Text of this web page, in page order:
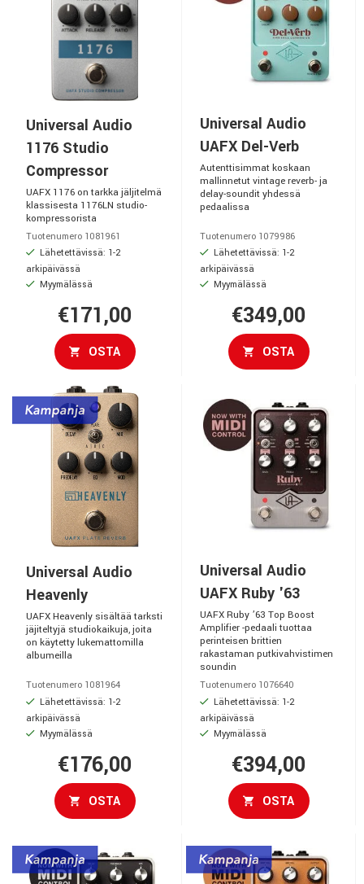
Universal Audio
1176 Studio
Compressor
UAFX 1176 on tarkka jäljitelmä
klassisesta 1176LN studio-
kompressorista
Tuotenumero 1081961
Lähetettävissä: 1-2
arkipäivässä
Myymälässä
€171,00
OSTA
Universal Audio
UAFX Del-Verb
Autenttisimmat koskaan
mallinnetut vintage reverb- ja
delay-soundit yhdessä
pedaalissa
Tuotenumero 1079986
Lähetettävissä: 1-2
arkipäivässä
Myymälässä
€349,00
OSTA
Universal Audio
Heavenly
UAFX Heavenly sisältää tarksti
jäjiteltyjä studiokaikuja, joita
on käytetty lukemattomilla
albumeilla
Tuotenumero 1081964
Lähetettävissä: 1-2
arkipäivässä
Myymälässä
€176,00
OSTA
Universal Audio
UAFX Ruby '63
UAFX Ruby ’63 Top Boost
Amplifier -pedaali tuottaa
perinteisen brittien
rakastaman putkivahvistimen
soundin
Tuotenumero 1076640
Lähetettävissä: 1-2
arkipäivässä
Myymälässä
€394,00
OSTA